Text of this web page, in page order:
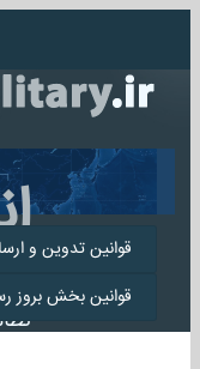
قوانین تدوین و
قوانین بخش بروز